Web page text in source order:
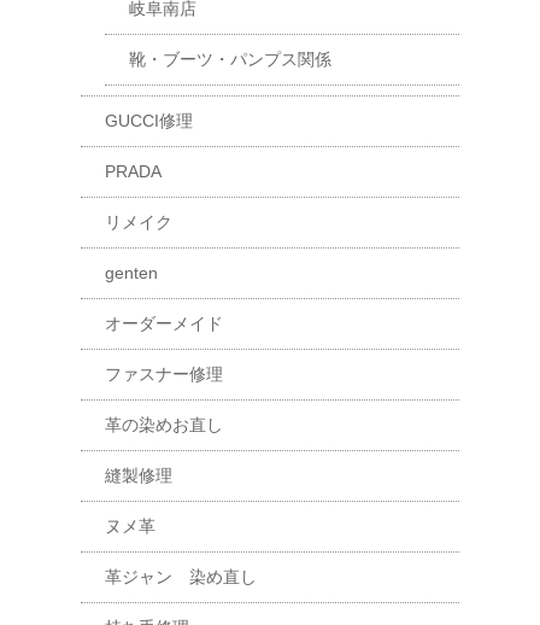
岐阜南店
靴・ブーツ・パンプス関係
GUCCI修理
PRADA
リメイク
genten
オーダーメイド
ファスナー修理
革の染めお直し
縫製修理
ヌメ革
革ジャン 染め直し